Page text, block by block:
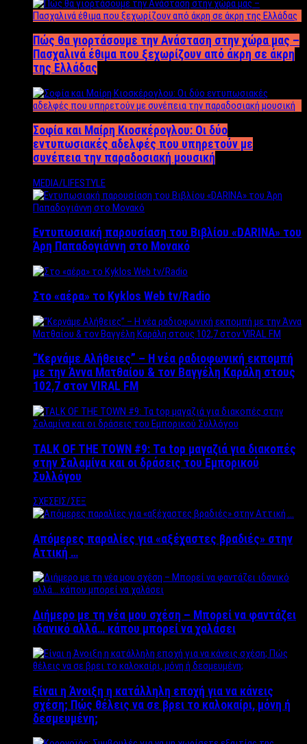
Πώς θα γιορτάσουμε την Ανάσταση στην χώρα μας –
Πασχαλινά έθιμα που ξεχωρίζουν από άκρη σε άκρη
της Ελλάδας
Σοφία και Μαίρη Κιοσκέρογλου: Οι δύο
εντυπωσιακές αδελφές που υπηρετούν με
συνέπεια την παραδοσιακή μουσική
MEDIA/LIFESTYLE
Εντυπωσιακή παρουσίαση του Βιβλίου «DARINA» του
Άρη Παπαδογιάννη στο Μονακό
Στο «αέρα» το Kyklos Web tv/Radio
“Kερνάμε Αλήθειες” – Η νέα ραδιοφωνική εκπομπή
με την Άννα Ματθαίου & τον Βαγγέλη Καράλη στους
102,7 στον VIRAL FM
TALK OF THE TOWN #9: Τα top μαγαζιά για διακοπές
στην Σαλαμίνα και οι δράσεις του Εμπορικού
Συλλόγου
ΣΧΕΣΕΙΣ/ΣΕΞ
Απόμερες παραλίες για «αξέχαστες βραδιές» στην
Αττική …
Διήμερο με τη νέα μου σχέση – Μπορεί να φαντάζει
ιδανικό αλλά… κάπου μπορεί να χαλάσει
Είναι η Άνοιξη η κατάλληλη εποχή για να κάνεις
σχέση; Πώς θέλεις να σε βρει το καλοκαίρι, μόνη ή
δεσμευμένη;